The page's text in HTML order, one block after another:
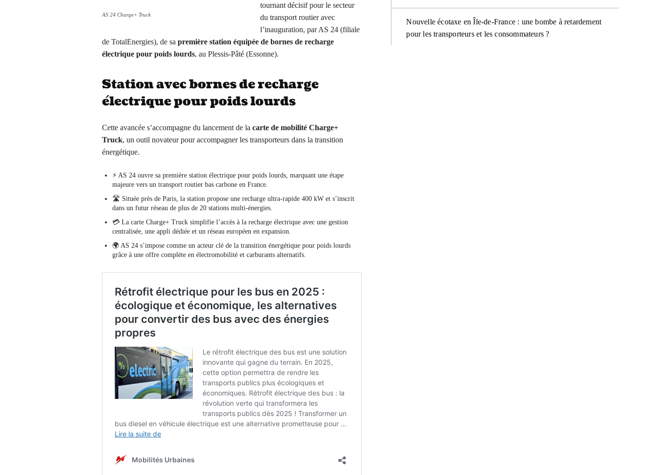
AS 24 Charge+ Truck
tournant décisif pour le secteur
du transport routier avec
l’inauguration, par AS 24 (filiale
de TotalEnergies), de sapremière station équipée de bornes de recharge
électrique pour poids lourds, au Plessis-Pâté (Essonne).
Station avec bornes de recharge
électrique pour poids lourds
Cette avancée s’accompagne du lancement de lacarte de mobilité Charge+
Truck, un outil novateur pour accompagner les transporteurs dans la transition
énergétique.
⚡ AS 24 ouvre sa première station électrique pour poids lourds, marquant une étape
majeure vers un transport routier bas carbone en France.
🛣️ Située près de Paris, la station propose une recharge ultra-rapide 400 kW et s’inscrit
dans un futur réseau de plus de 20 stations multi-énergies.
💳 La carte Charge+ Truck simplifie l’accès à la recharge électrique avec une gestion
centralisée, une appli dédiée et un réseau européen en expansion.
🌍 AS 24 s’impose comme un acteur clé de la transition énergétique pour poids lourds
grâce à une offre complète en électromobilité et carburants alternatifs.
Nouvelle écotaxe en Île-de-France : une bombe à retardement
pour les transporteurs et les consommateurs ?